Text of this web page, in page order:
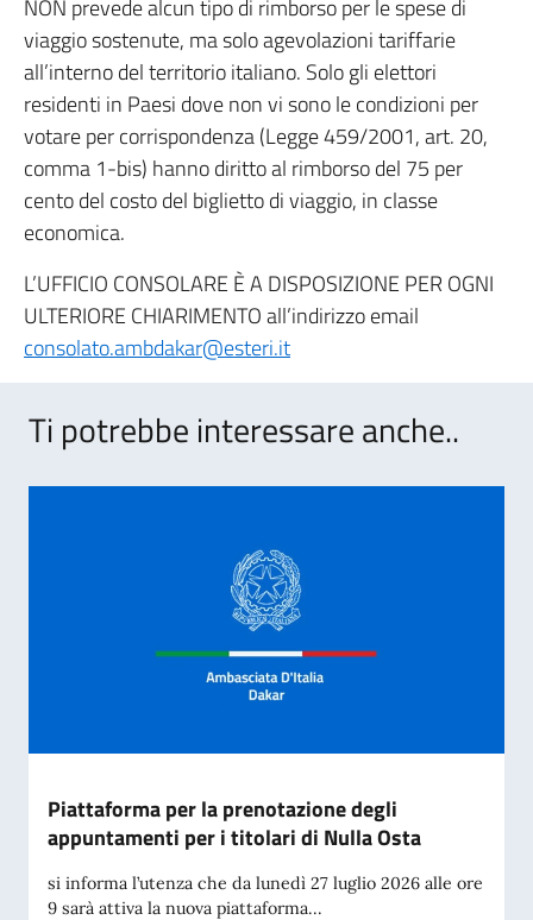
NON prevede alcun tipo di rimborso per le spese di
viaggio sostenute, ma solo agevolazioni tariffarie
all’interno del territorio italiano. Solo gli elettori
residenti in Paesi dove non vi sono le condizioni per
votare per corrispondenza (Legge 459/2001, art. 20,
comma 1-bis) hanno diritto al rimborso del 75 per
cento del costo del biglietto di viaggio, in classe
economica.
L’UFFICIO CONSOLARE È A DISPOSIZIONE PER OGNI
ULTERIORE CHIARIMENTO all’indirizzo email
consolato.ambdakar@esteri.it
Ti potrebbe interessare anche..
Piattaforma per la prenotazione degli
appuntamenti per i titolari di Nulla Osta
si informa l’utenza che da lunedì 27 luglio 2026 alle ore
9 sarà attiva la nuova piattaforma...